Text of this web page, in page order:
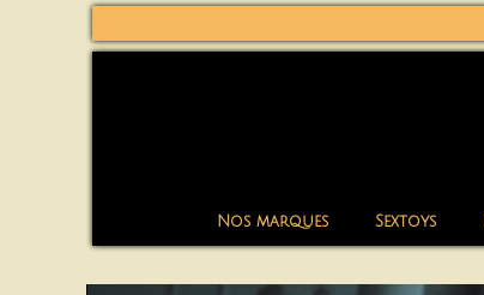
Nos marques Sextoys